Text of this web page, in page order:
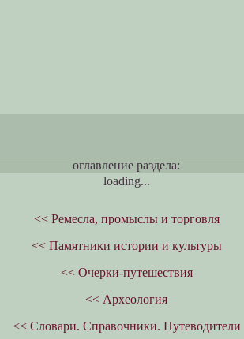
оглавление раздела:
loading...
<< Ремесла, промыслы и торговля
<< Памятники истории и культуры
<< Очерки-путешествия
<< Археология
<< Словари. Справочники. Путеводители